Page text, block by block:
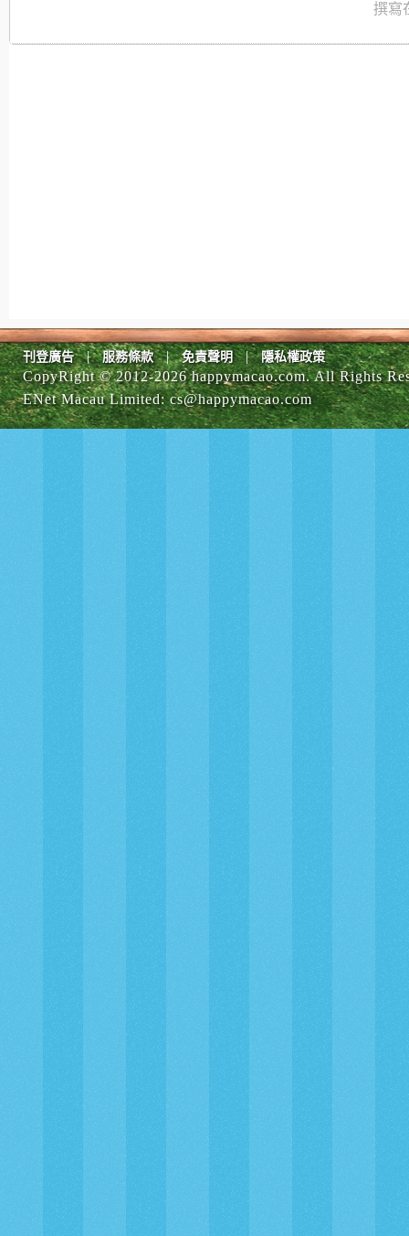
撰寫
刊登廣告 | 服務條款 | 免責聲明 | 隱私權政策
CopyRight © 2012-2026 happymacao.com. All Rights
ENet Macau Limited:cs@happymacao.com